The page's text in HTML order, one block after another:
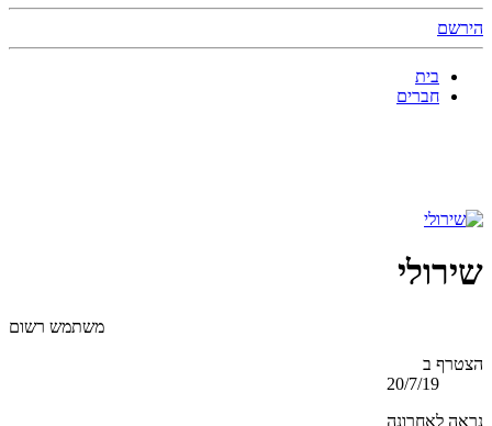
הירשם
בית
חברים
שירולי
משתמש רשום
הצטרף ב
20/7/19
נראה לאחרונה